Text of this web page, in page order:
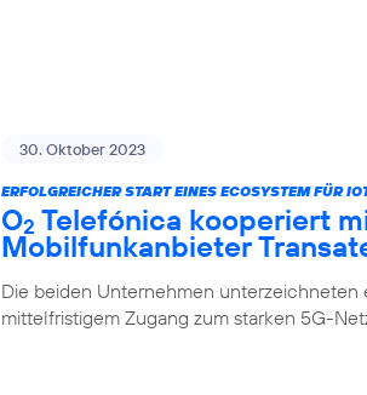
30. Oktober 2023
ERFOLGREICHER START EINES ECOSYSTEM FÜR
O2 Telefónica kooperiert
Mobilfunkanbieter
Die beiden Unternehmen
mittelfristigem Zugang zum starken 5G-